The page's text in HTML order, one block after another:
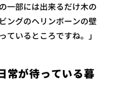
一部には出来るだけ木の
ングのヘリンボーンの壁
ているところですね。」
常が待っている暮